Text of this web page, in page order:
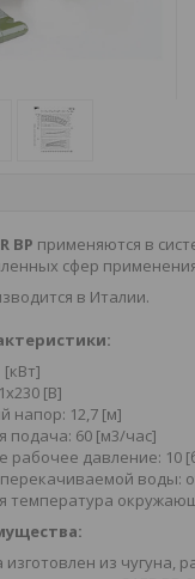
BP применяются в
сфер
в Италии.
[В]
напор: 12,7 [м]
подача: 60 [м3/час]
рабочее давление: 10
воды:
температура
из чугуна,